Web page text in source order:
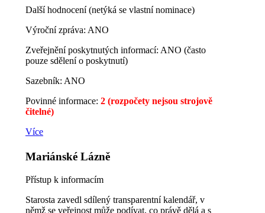
Další hodnocení (netýká se vlastní nominace)
Výroční zpráva: ANO
Zveřejnění poskytnutých informací: ANO (často
pouze sdělení o poskytnutí)
Sazebník: ANO
Povinné informace: 2 (rozpočety nejsou strojově
čitelné)
Více
Mariánské Lázně
Přístup k informacím
Starosta zavedl sdílený transparentní kalendář, v
němž se veřejnost může podívat, co právě dělá a s